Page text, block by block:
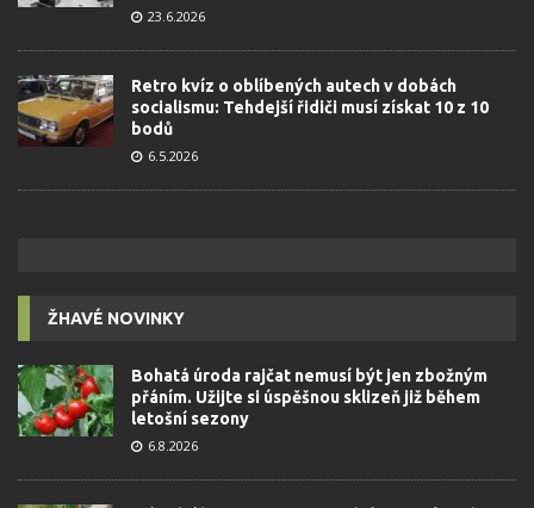
23.6.2026
Retro kvíz o oblíbených autech v dobách
socialismu: Tehdejší řidiči musí získat 10 z 10
bodů
6.5.2026
ŽHAVÉ NOVINKY
Bohatá úroda rajčat nemusí být jen zbožným
přáním. Užijte si úspěšnou sklizeň již během
letošní sezony
6.8.2026